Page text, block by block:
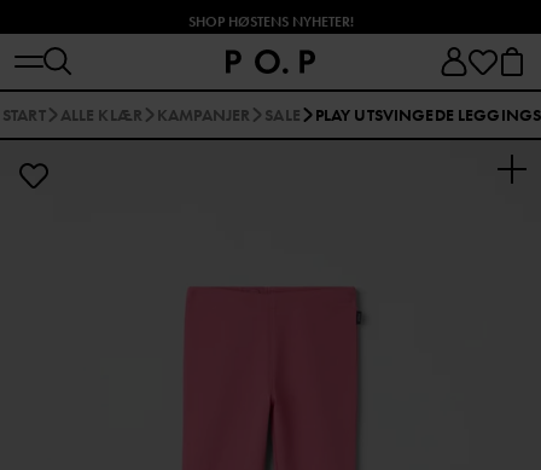
SHOP HØSTENS NYHETER!
START ALLE KLÆR KAMPANJER SALE PLAY UTSVINGEDE LEGGINGS